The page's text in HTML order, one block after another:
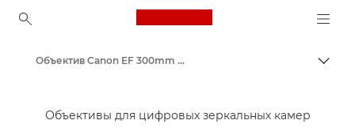
Canon Logo, back to
Объективы для камер Canon
Объектив Canon EF 300mm f/2.8L IS II USM
Объективы для цифровых зеркальных камер